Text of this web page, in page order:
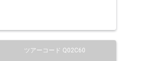
ツアーコード Q02C60